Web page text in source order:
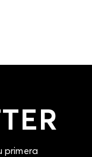
primera